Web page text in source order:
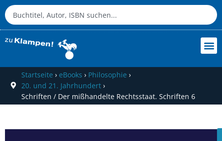
Startseite › eBooks › Philosophie ›
20. und 21. Jahrhundert›
Schriften / Der mißhandelte Rechtsstaat. Schriften 6